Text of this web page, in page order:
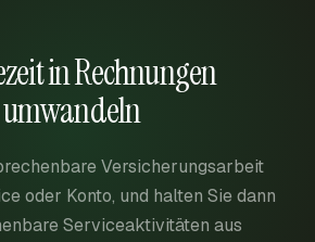
in Rechnungen
umwandeln
Versicherungsarbeit
oder Konto, und halten Sie dann
Serviceaktivitäten aus